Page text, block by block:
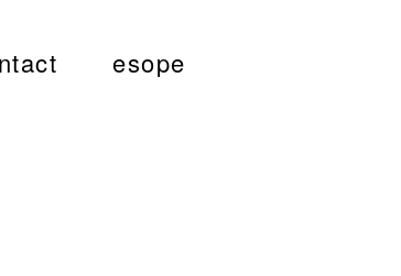
esope